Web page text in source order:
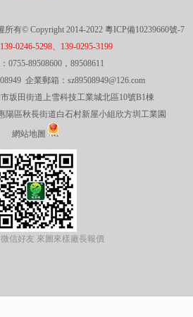
有© Copyright 2014-2022 粵ICP備10239660號-7
0246-5298、139-0295-3199
0755-89508600，89508611
企業郵箱：sz89508949@126.com
坂田街道上雪科技工業城北區10號B1棟
陽區秋長街道白石村新屋小組欣方圳工業園
網站地圖
信好友 來圖來樣廠長報價